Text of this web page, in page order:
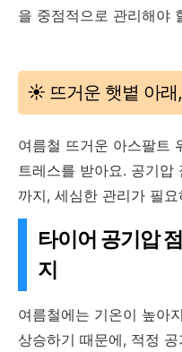
을 중점적으로 관리해야
☀️ 뜨거운 햇볕 아래
여름철 뜨거운 아스팔트
트레스를 받아요. 공기압
까지, 세심한 관리가 필요
타이어 공기압
지
여름철에는 기온이 높아
상승하기 때문에, 적정